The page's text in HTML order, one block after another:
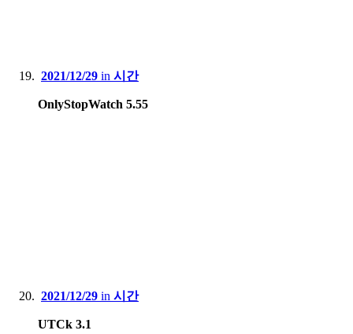
2021/12/29 in 시간
OnlyStopWatch 5.55
2021/12/29 in 시간
UTCk 3.1